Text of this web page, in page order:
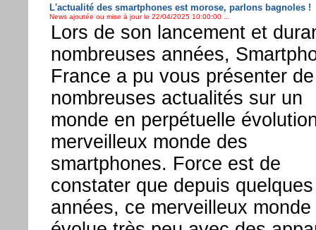
L'actualité des smartphones est morose, parlons bagnoles !
News ajoutée ou mise à jour le 22/04/2025 10:00:00 ...
Lors de son lancement et
nombreuses années,
France a pu vous présenter de
nombreuses actualités sur un
monde en perpétuelle
merveilleux monde des
smartphones. Force est de
constater que depuis quelques
années, ce merveilleux monde